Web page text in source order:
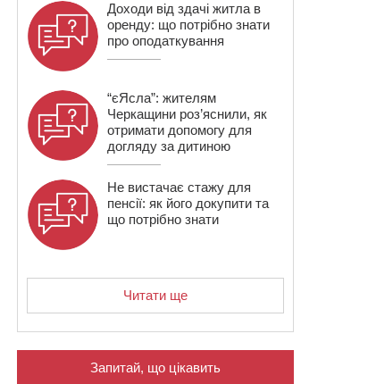
Доходи від здачі житла в
оренду: що потрібно знати
про оподаткування
“єЯсла”: жителям
Черкащини роз’яснили, як
отримати допомогу для
догляду за дитиною
Не вистачає стажу для
пенсії: як його докупити та
що потрібно знати
Читати ще
Запитай, що цікавить